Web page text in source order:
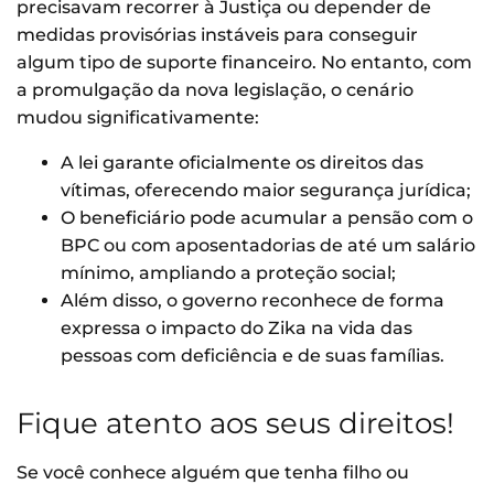
precisavam recorrer à Justiça ou depender de
medidas provisórias instáveis para conseguir
algum tipo de suporte financeiro. No entanto, com
a promulgação da nova legislação, o cenário
mudou significativamente:
A lei garante oficialmente os direitos das
vítimas, oferecendo maior segurança jurídica;
O beneficiário pode acumular a pensão com o
BPC ou com aposentadorias de até um salário
mínimo, ampliando a proteção social;
Além disso, o governo reconhece de forma
expressa o impacto do Zika na vida das
pessoas com deficiência e de suas famílias.
Fique atento aos seus direitos!
Se você conhece alguém que tenha filho ou